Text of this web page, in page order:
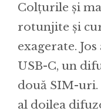
Colțurile și
rotunjite și
exagerate.
USB-C, un
două SIM-uri.
al doilea